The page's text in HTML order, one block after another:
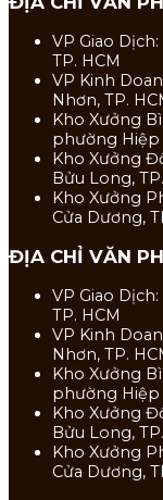
VP Giao
TP. HCM
VP Kinh
Nhơn, TP.
Kho Xưởng
phường Hiệp
Kho Xưởng
Bửu Long,
Kho Xưởng
Cửa Dương,
ĐỊA CHỈ VĂN
VP Giao
TP. HCM
VP Kinh
Nhơn, TP.
Kho Xưởng
phường Hiệp
Kho Xưởng
Bửu Long,
Kho Xưởng
Cửa Dương,